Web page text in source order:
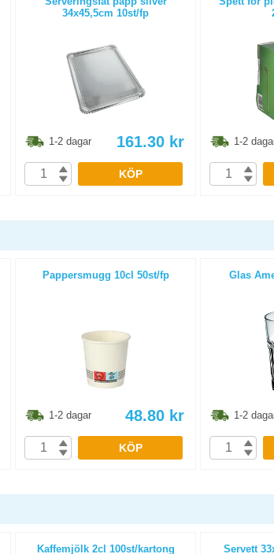
34x45,5cm 10st/fp
1-2 dagar 161.30 kr
KÖP
1-2
Pappersmugg 10cl 50st/fp
1-2 dagar 48.80 kr
KÖP
Glas
1-2
Kaffemjölk 2cl 100st/kartong
Servett